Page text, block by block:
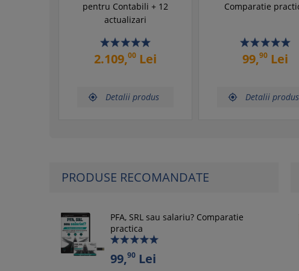
pentru Contabili + 12
actualizari
2.109,00 Lei
 Detalii produs
Comparatie
99,90 Lei
 Detalii produs
PRODUSE RECOMANDATE
PFA, SRL sau salariu? Comparatie
practica
99,90 Lei